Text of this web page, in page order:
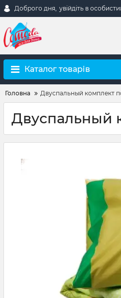
Доброго дня, увійдіть в
Каталог товарів
Головна Двуспальный комплект
Двуспальный